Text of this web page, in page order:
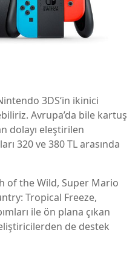
3DS‘in ikinici
Avrupa’da bile kartuş
dolayı eleştirilen
320 ve 380 TL arasında
of the Wild, Super Mario
Tropical Freeze,
ile ön plana çıkan
de destek